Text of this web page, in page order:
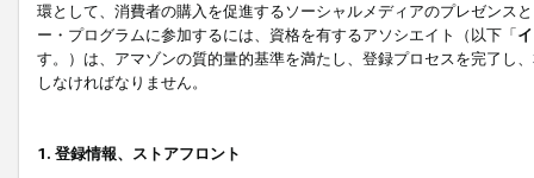
環として、消費者の購入を促進するソーシャルメディアのプレゼンス
ー・プログラムに参加するには、資格を有するアソシエイト（以下「
す。）は、アマゾンの質的量的基準を満たし、登録プロセスを完了し、
しなければなりません。
1. 登録情報、ストアフロント